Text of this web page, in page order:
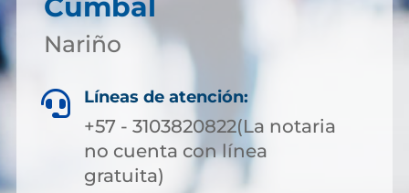
Cumbal
Nariño
 Líneas de atención:
+57 - 3103820822(La notaria
no cuenta con línea
gratuita)